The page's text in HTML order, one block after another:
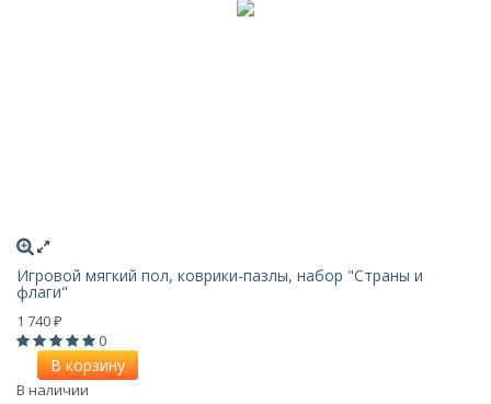
Игровой мягкий пол, коврики-пазлы, набор "Страны и
флаги"
1 740 ₽
0
В корзину
В наличии